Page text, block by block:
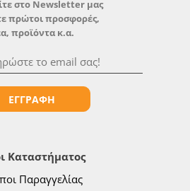
Καταστήματος
Παραγγελίας
στο Newsletter μας
πρώτοι προσφορές,
προϊόντα κ.α.
ΕΓΓΡΑΦΗ